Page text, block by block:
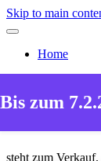
Skip to main
Home
Bis zum
steht zum Verkauf.